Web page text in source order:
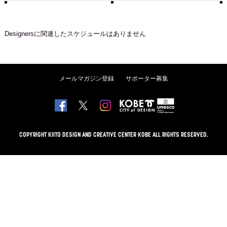
Designersに関連したスケジュールはありません
メールマガジン登録 サポーター募集
COPYRIGHT KIITO DESIGN AND CREATIVE CENTER KOBE ALL RIGHTS RESERVED.